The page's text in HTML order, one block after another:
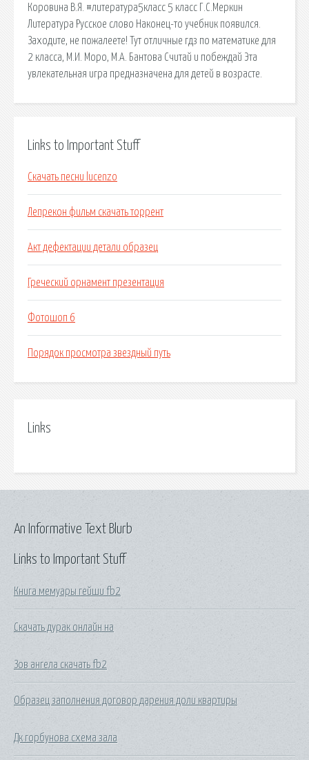
Коровина В.Я. #литература5класс 5 класс Г.С.Меркин
Литература Русское слово Наконец-то учебник появился.
Заходите, не пожалеете! Тут отличные гдз по математике для
2 класса, М.И. Моро, М.А. Бантова Считай и побеждай Эта
увлекательная игра предназначена для детей в возрасте.
Links to Important Stuff
Скачать песни lucenzo
Лепрекон фильм скачать торрент
Акт дефектации детали образец
Греческий орнамент презентация
Фотошоп 6
Порядок просмотра звездный путь
Links
Links to Important Stuff
Книга мемуары гейши fb2
Скачать дурак онлайн на
Зов ангела скачать fb2
Образец заполнения договор дарения доли квартиры
Дк горбунова схема зала
An Informative Text Blurb